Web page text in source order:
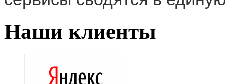
Наши клиенты